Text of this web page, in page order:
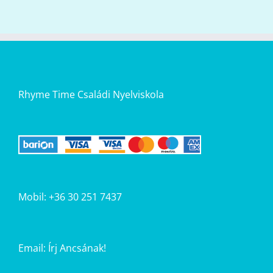
Rhyme Time Családi Nyelviskola
Mobil: +36 30 251 7437
Email: Írj Ancsának!